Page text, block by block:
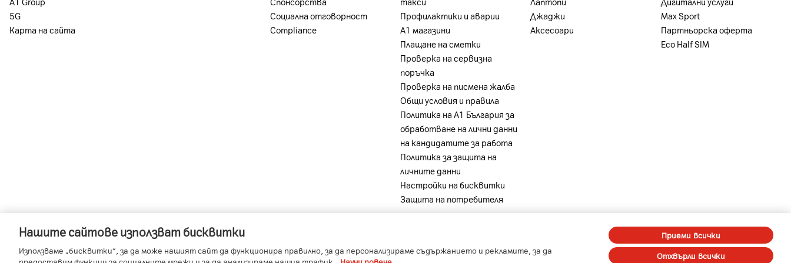
5G
Карта на сайта
Социална отговорност
Compliance
Профилактики и аварии
А1 магазини
Плащане на сметки
Проверка на сервизна
поръчка
Проверка на писмена жалба
Общи условия и правила
Политика на A1 България за
обработване на лични данни
на кандидатите за работа
Политика за защита на
личните данни
Настройки на бисквитки
Защита на потребителя
Джаджи
Аксесоари
Max Sport
Партньорска оферта
Eco Half SIM
A1 Austria - A1 Croatia - A1 Serbia Member of A1 Group
Copyright © 2023 A1 Bulgaria. Protected by reCAPTCHA
Нашите сайтове използват бисквитки
Използваме „бисквитки“, за да може нашият сайт да функционира правилно, за да персонализираме съдържанието и рекламите, за да
Отхвърли всички
Приеми всички